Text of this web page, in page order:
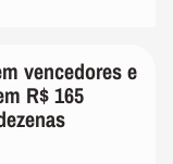
vencedores e
R$ 165